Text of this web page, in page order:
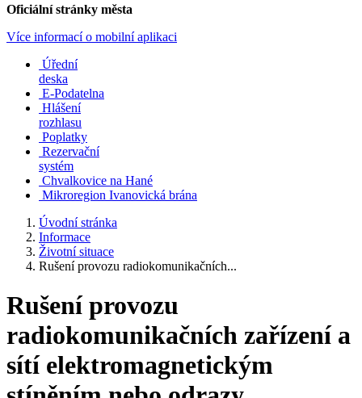
Oficiální stránky města
Více informací o mobilní aplikaci
Úřední
deska
E-Podatelna
Hlášení
rozhlasu
Poplatky
Rezervační
systém
Chvalkovice na Hané
Mikroregion Ivanovická brána
Úvodní stránka
Informace
Životní situace
Rušení provozu radiokomunikačních...
Rušení provozu
radiokomunikačních zařízení a
sítí elektromagnetickým